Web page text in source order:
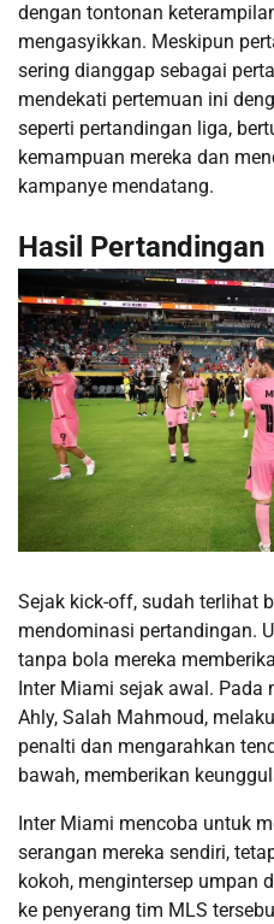
dengan tontonan
mengasyikkan. Meskipun
sering dianggap sebagai
mendekati pertemuan ini
seperti pertandingan liga,
kemampuan mereka dan
kampanye mendatang.
Hasil Pertandingan
Sejak kick-off, sudah terlihat
mendominasi pertandingan.
tanpa bola mereka
Inter Miami sejak awal. Pada
Ahly, Salah Mahmoud,
penalti dan mengarahkan
bawah, memberikan
Inter Miami mencoba untuk
serangan mereka sendiri,
kokoh, mengintersep umpan
ke penyerang tim MLS